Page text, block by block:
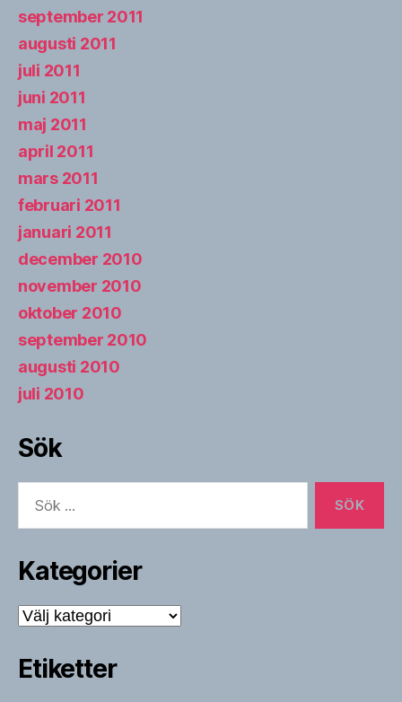
september 2011
augusti 2011
juli 2011
juni 2011
maj 2011
april 2011
mars 2011
februari 2011
januari 2011
december 2010
november 2010
oktober 2010
september 2010
augusti 2010
juli 2010
Sök
efter:
Kategorier
Kategorier
Etiketter